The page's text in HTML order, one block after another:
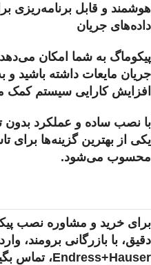
هوشمند و قابل برنامه‌ریزی
داده‌های جریان
پیکوماگ به شما امکان
جریان مایعات داشته باشید
افزایش کارایی سیستم کمک
با نصب ساده و عملکرد بدون
یکی از بهترین گزینه‌ها برای
محسوب می‌شود.
برای خرید و مشاوره نصب
دقیق، با بازرگانی برومند،
Endress+Hauser، تماس بگیرید.